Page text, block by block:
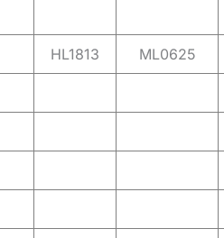
HL1813 ML0625